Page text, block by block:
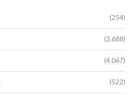
(254)
(2.688)
(4.067)
(522)